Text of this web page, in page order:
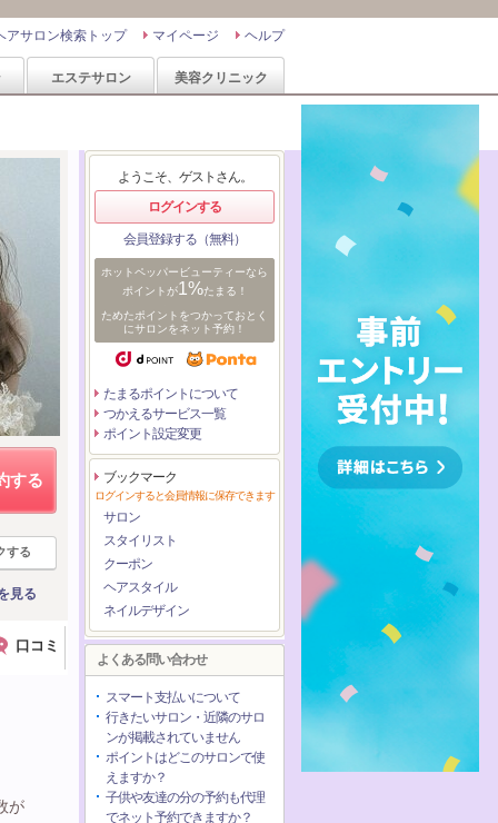
ヘルプ
マイページ
アサロン検索トップ
エステサロン 美容クリニック
する
する
見る
口コミ
が
ようこそ、ゲストさん。
ログインする
会員登録する（無料）
ホットペッパービューティーなら
ポイントが1%たまる！
ためたポイントをつかっておとく
にサロンをネット予約！
たまるポイントについて
つかえるサービス一覧
ポイント設定変更
ブックマーク
ログインすると会員情報に保存できます
サロン
スタイリスト
クーポン
ヘアスタイル
ネイルデザイン
よくある問い合わせ
スマート支払いについて
行きたいサロン・近隣のサロ
ンが掲載されていません
ポイントはどこのサロンで使
えますか？
子供や友達の分の予約も代理
でネット予約できますか？